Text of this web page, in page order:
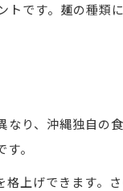
です。麺の種類
り、沖縄独自の
。
上げできます。